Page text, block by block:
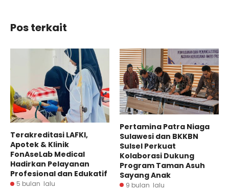
Pos terkait
Terakreditasi LAFKI,
Apotek & Klinik
FonAseLab Medical
Hadirkan Pelayanan
Profesional dan Edukatif
5 bulan lalu
Pertamina Patra Niaga
Sulawesi dan BKKBN
Sulsel Perkuat
Kolaborasi Dukung
Program Taman Asuh
Sayang Anak
9 bulan lalu